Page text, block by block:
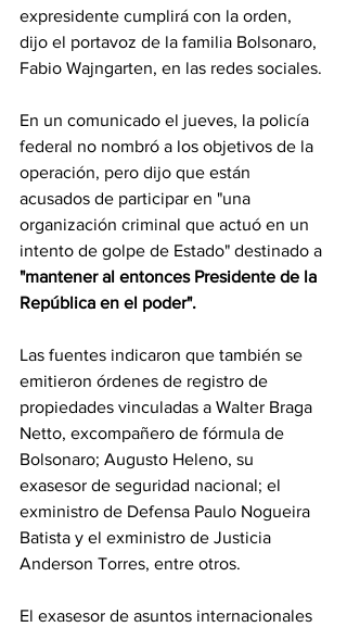
expresidente cumplirá con la orden,
dijo el portavoz de la familia Bolsonaro,
Fabio Wajngarten, en las redes sociales.
En un comunicado el jueves, la policía
federal no nombró a los objetivos de la
operación, pero dijo que están
acusados de participar en "una
organización criminal que actuó en un
intento de golpe de Estado" destinado a
"mantener al entonces Presidente de la
República en el poder".
Las fuentes indicaron que también se
emitieron órdenes de registro de
propiedades vinculadas a Walter Braga
Netto, excompañero de fórmula de
Bolsonaro; Augusto Heleno, su
exasesor de seguridad nacional; el
exministro de Defensa Paulo Nogueira
Batista y el exministro de Justicia
Anderson Torres, entre otros.
El exasesor de asuntos internacionales